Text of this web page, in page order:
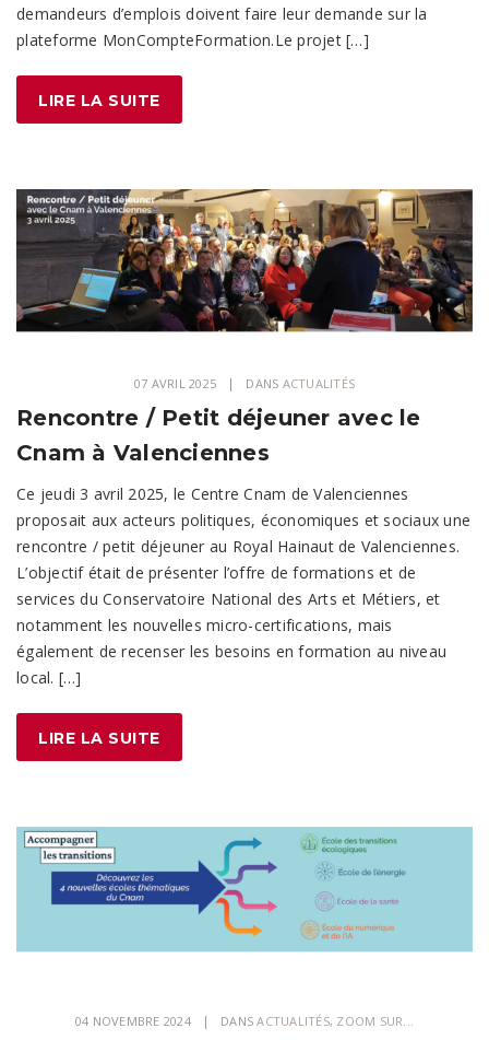
demandeurs d’emplois doivent faire leur demande sur la
plateforme MonCompteFormation.Le projet […]
LIRE LA SUITE
07 AVRIL 2025 DANS ACTUALITÉS
Rencontre / Petit déjeuner avec le
Cnam à Valenciennes
Ce jeudi 3 avril 2025, le Centre Cnam de Valenciennes
proposait aux acteurs politiques, économiques et sociaux une
rencontre / petit déjeuner au Royal Hainaut de Valenciennes.
L’objectif était de présenter l’offre de formations et de
services du Conservatoire National des Arts et Métiers, et
notamment les nouvelles micro-certifications, mais
également de recenser les besoins en formation au niveau
local. […]
LIRE LA SUITE
04 NOVEMBRE 2024 DANSACTUALITÉS, ZOOM SUR...